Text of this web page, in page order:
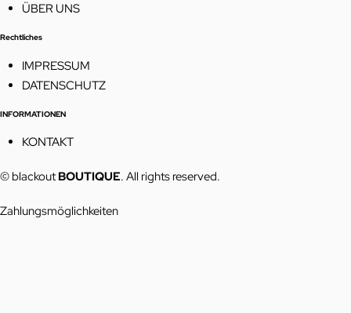
ÜBER UNS
Rechtliches
IMPRESSUM
DATENSCHUTZ
INFORMATIONEN
KONTAKT
© blackoutBOUTIQUE. All rights reserved.
Zahlungsmöglichkeiten